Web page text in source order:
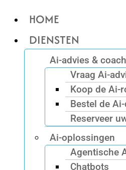
HOME
DIENSTEN
Ai-advies &
Vraag Ai-
Koop de Ai-
Bestel de Ai-
Reserveer
Ai-oplossingen
Agentische
Chatbots